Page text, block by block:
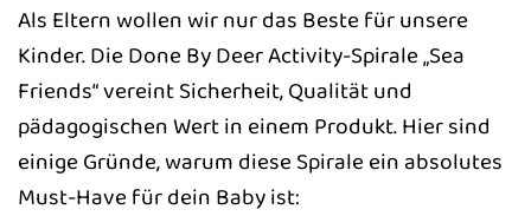
Als Eltern wollen wir nur das Beste für unsere
Kinder. Die Done By Deer Activity-Spirale „Sea
Friends“ vereint Sicherheit, Qualität und
pädagogischen Wert in einem Produkt. Hier sind
einige Gründe, warum diese Spirale ein absolutes
Must-Have für dein Baby ist: